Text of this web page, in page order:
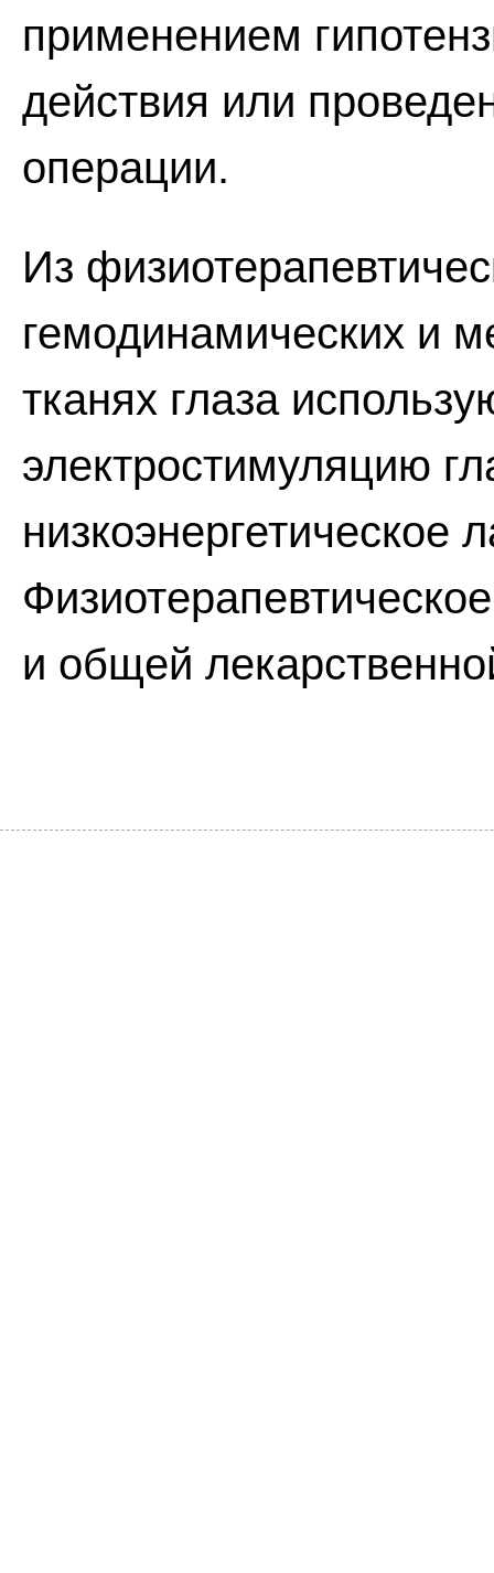
применением
действия или
операции.
Из
гемодинамических и
тканях глаза
электростимуляцию
низкоэнергетическое
и общей